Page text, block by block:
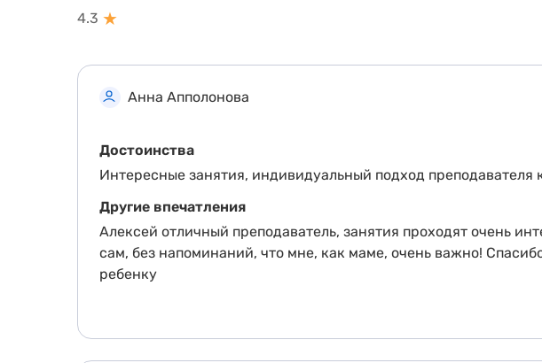
4.3 ★
Анна Апполонова
Достоинства
Интересные занятия, индивидуальный подход
Другие впечатления
Алексей отличный преподаватель, занятия проходят очень
сам, без напоминаний, что мне, как маме, очень важно!
ребенку